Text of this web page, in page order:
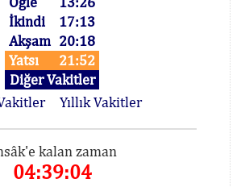
İkindi
17:13
Akşam 20:18
Yatsı
21:52
Diğer Vakitler
Yıllık Vakitler
kalan zaman
04:39:03